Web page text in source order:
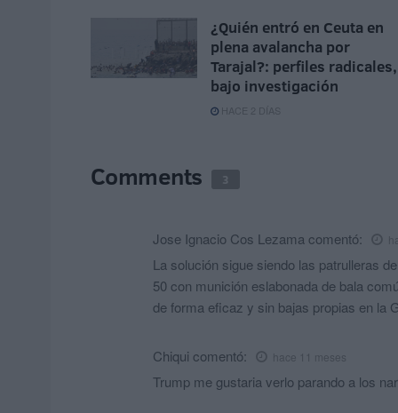
¿Quién entró en Ceuta en
plena avalancha por
Tarajal?: perfiles radicales,
bajo investigación
HACE 2 DÍAS
Comments 3
Jose Ignacio Cos Lezama comentó:
La solución sigue siendo las patrulleras
50 con munición eslabonada de bala
de forma eficaz y sin bajas propias en la
Chiqui comentó: hace 11 meses
Trump me gustaria verlo parando a los